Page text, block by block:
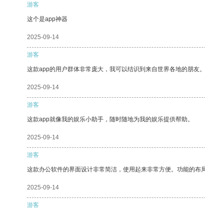
游客
这个是app神器
2025-09-14
游客
这款app的用户群体非常庞大，我可以结识到来自世界各地的朋友。
2025-09-14
游客
这款app就像我的娱乐小助手，随时随地为我的娱乐提供帮助。
2025-09-14
游客
这款办公软件的界面设计非常简洁，使用起来非常方便。功能的布
2025-09-14
游客